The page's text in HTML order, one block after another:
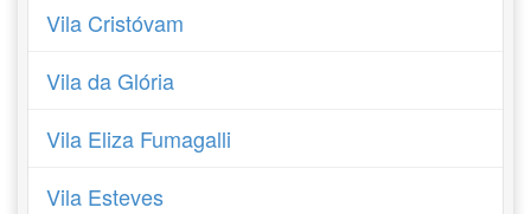
Vila Cristóvam
Vila da Glória
Vila Eliza Fumagalli
Vila Esteves